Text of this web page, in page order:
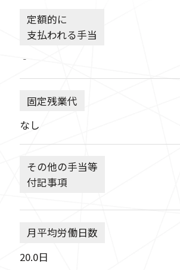
定額的に
支払われる手当
‐
固定残業代
なし
その他の手当等
付記事項
月平均労働日数
20.0日